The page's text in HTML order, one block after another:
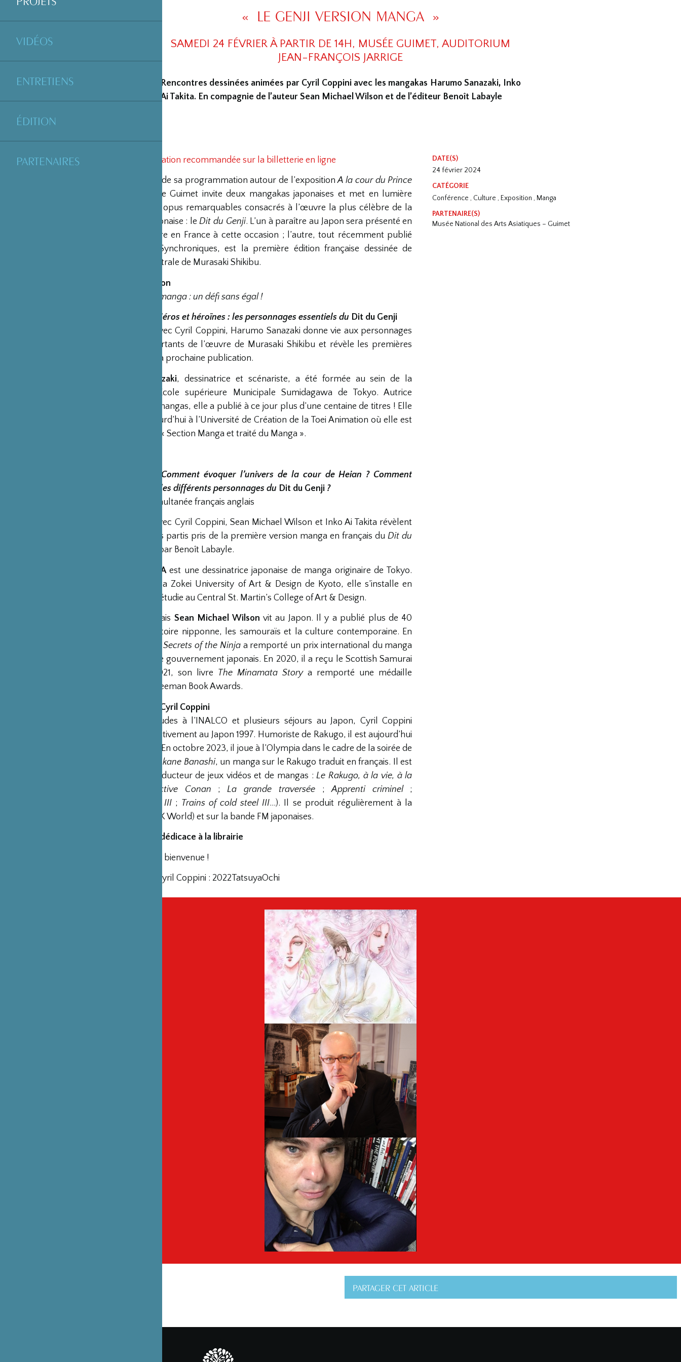
VIDÉOS
ENTRETIENS
ÉDITION
PARTENAIRES
« LE GENJI VERSION MANGA »
SAMEDI 24 FÉVRIER À PARTIR DE 14H, MUSÉE GUIMET, AUDITORIUM
JEAN-FRANÇOIS JARRIGE
Rencontres dessinées animées par Cyril Coppini avec les mangakas Harumo Sanazaki, Inko
Ai Takita. En compagnie de l’auteur Sean Michael Wilson et de l’éditeur Benoît Labayle
Gratuit, réservation recommandée sur la billetterie en ligne
Dans le cadre de sa programmation autour de l’expositionA la cour du Prince
le musée Guimet invite deux mangakas japonaises et met en lumière
deux de leurs opus remarquables consacrés à l’œuvre la plus célèbre de la
littérature japonaise : leDit du Genji. L’un à paraître au Japon sera présenté en
avant-première en France à cette occasion ; l’autre, tout récemment publié
aux éditions Synchroniques, est la première édition française dessinée de
l’œuvre magistrale de Murasaki Shikibu.
14h Introduction
Du roman au manga : un défi sans égal !
Héros et héroïnes : les personnages essentiels du Dit du Genji
En dialogue avec Cyril Coppini, Harumo Sanazaki donne vie aux personnages
les plus importants de l’œuvre de Murasaki Shikibu et révèle les premières
planches de sa prochaine publication.
Harumo Sanazaki, dessinatrice et scénariste, a été formée au sein de la
prestigieuse École supérieure Municipale Sumidagawa de Tokyo. Autrice
prolifique de mangas, elle a publié à ce jour plus d’une centaine de titres ! Elle
enseigne aujourd’hui à l’Université de Création de la Toei Animation où elle est
chargée de la « Section Manga et traité du Manga ».
Comment évoquer l’univers de la cour de Heian ? Comment
individualiser les différents personnages du Dit du Genji ?
Traduction simultanée français anglais
En dialogue avec Cyril Coppini, Sean Michael Wilson et Inko Ai Takita révèlent
les choix et les partis pris de la première version manga en français duDit du
publiée par Benoît Labayle.
Inko Ai TAKITAest une dessinatrice japonaise de manga originaire de Tokyo.
Diplômée de la Zokei University of Art & Design de Kyoto, elle s’installe en
Angleterre et étudie au Central St. Martin’s College of Art & Design.
Ecrivain écossais Sean Michael Wilson vit au Japon. Il y a publié plus de 40
livres sur l’histoire nipponne, les samouraïs et la culture contemporaine. En
2017, son livreSecrets of the Ninjaa remporté un prix international du manga
décerné par le gouvernement japonais. En 2020, il a reçu le Scottish Samurai
Award. En 2021, son livre
The Minamata Storya remporté une médaille
d’argent au Freeman Book Awards.
Modérateur : Cyril Coppini
Après des études à l’INALCO et plusieurs séjours au Japon, Cyril Coppini
s’installe définitivement au Japon 1997. Humoriste de Rakugo, il est aujourd’hui
basé à Osaka. En octobre 2023, il joue à l’Olympia dans le cadre de la soirée de
Akane Banashi, un manga sur le Rakugo traduit en français. Il est
également traducteur de jeux vidéos et de mangas :Le Rakugo, à la vie, à la
Détective Conan ;La grande traversée;Apprenti criminel;
Danganronpa III ; Trains of cold steel III…). Il se produit régulièrement à la
télévision (NHK World) et sur la bande FM japonaises.
16h45 -17h30 dédicace à la librairie
Tenue cosplay bienvenue !
Crédit photo Cyril Coppini : 2022TatsuyaOchi
DATE(S)
24 février 2024
CATÉGORIE
Conférence , Culture , Exposition , Manga
PARTENAIRE(S)
Musée National des Arts Asiatiques – Guimet
PARTAGER CET ARTICLE